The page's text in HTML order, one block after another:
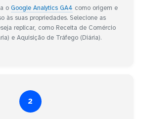
o Google Analytics GA4 como origem e
às suas propriedades. Selecione as
replicar, como Receita de Comércio
e Aquisição de Tráfego (Diária).
2